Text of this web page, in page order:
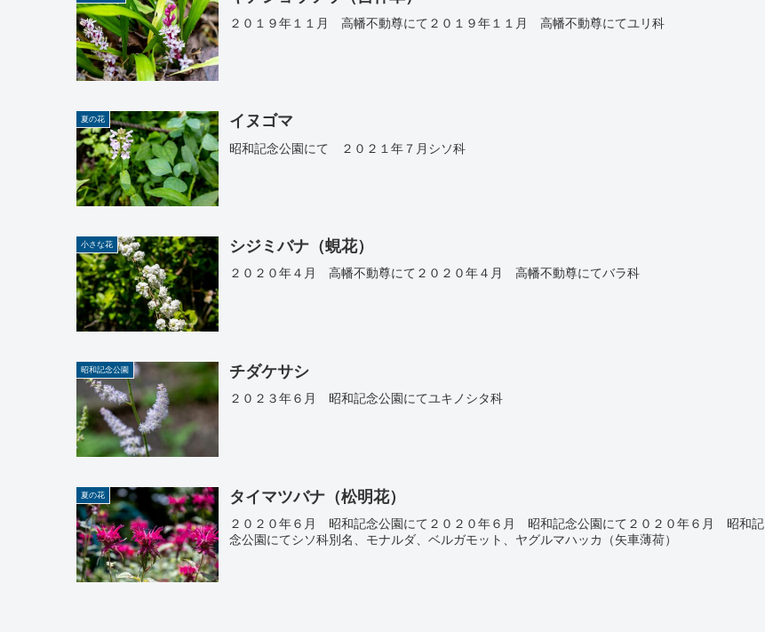
２０１９年１１月 高幡不動尊にて２０１９年１１月 高幡不動尊にてユリ科
夏の花 イヌゴマ
昭和記念公園にて ２０２１年７月シソ科
小さな花 シジミバナ（蜆花）
２０２０年４月 高幡不動尊にて２０２０年４月 高幡不動尊にてバラ科
昭和記念公園 チダケサシ
２０２３年６月 昭和記念公園にてユキノシタ科
夏の花 タイマツバナ（松明花）
２０２０年６月 昭和記念公園にて２０２０年６月 昭和記念公園にて２０２０年６月 昭和記
念公園にてシソ科別名、モナルダ、ベルガモット、ヤグルマハッカ（矢車薄荷）